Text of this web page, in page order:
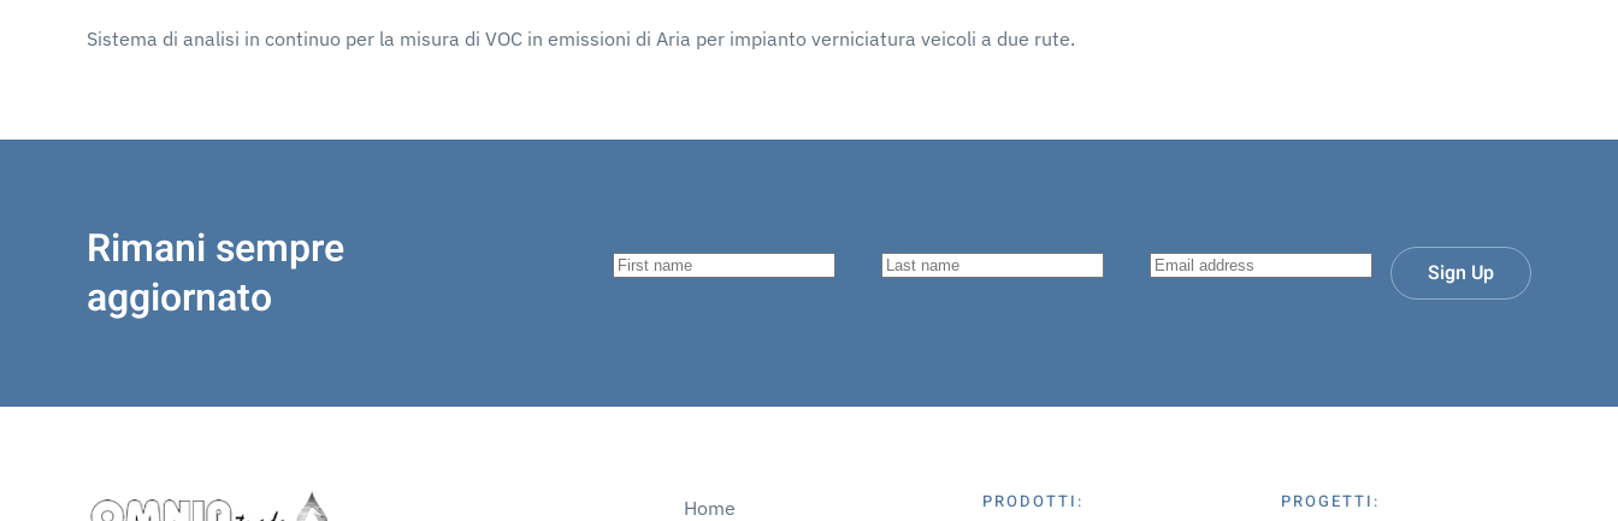
Sistema di analisi in continuo per la misura di VOC in emissioni di Aria per impianto verniciatura veicoli a due rute.
Rimani sempre
aggiornato
Sign Up
Home
PRODOTTI: PROGETTI: